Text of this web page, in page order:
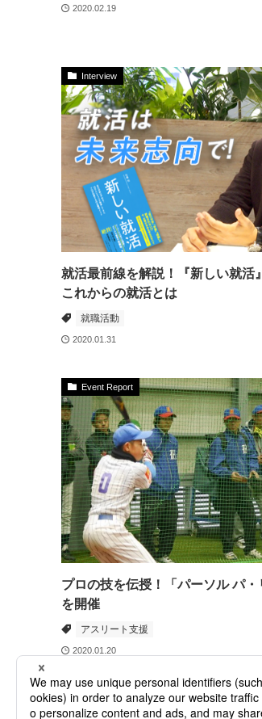
2020.02.19
Interview
就活最前線を解説！『新しい就活
これからの就活とは
就職活動
2020.01.31
Event Report
プロの技を伝授！「パーソル パ・
を開催
アスリート支援
2020.01.20